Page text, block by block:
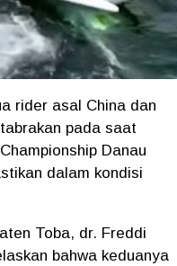
rider asal China dan
pada saat
Danau
dalam kondisi
Toba, dr. Freddi
bahwa keduanya